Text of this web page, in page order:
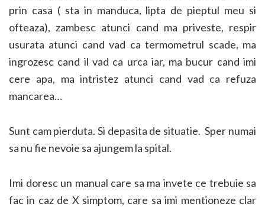
prin casa ( sta in manduca, lipta de pieptul meu si
ofteaza), zambesc atunci cand ma priveste, respir
usurata atunci cand vad ca termometrul scade, ma
ingrozesc cand il vad ca urca iar, ma bucur cand imi
cere apa, ma intristez atunci cand vad ca refuza
mancarea…
Sunt cam pierduta. Si depasita de situatie. Sper numai
sa nu fie nevoie sa ajungem la spital.
Imi doresc un manual care sa ma invete ce trebuie sa
fac in caz de X simptom, care sa imi mentioneze clar